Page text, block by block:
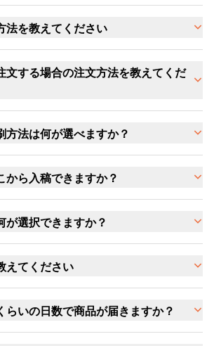
法を教えてください
文する場合の注文方法を教えてくだ
方法は何が選べますか？
から入稿できますか？
が選択できますか？
えてください
らいの日数で商品が届きますか？